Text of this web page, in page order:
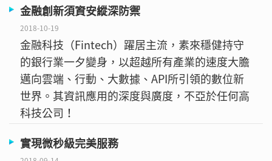
金融創新須資安縱深防禦
2018-10-19
金融科技（Fintech）躍居主流，素來穩健持守
的銀行業一夕變身，以超越所有產業的速度大膽
邁向雲端、行動、大數據、API所引領的數位新
世界。其資訊應用的深度與廣度，不亞於任何高
科技公司！
實現微秒級完美服務